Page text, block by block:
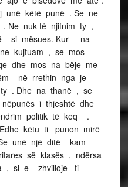
unë këtë punë . Se ne
Ne nuk të njifnim ty ,
si mësues. Kur na
kujtuam , se mos
dhe mos na bëje me
në rrethin nga je
. Dhe na thanë , se
i thjeshtë dhe
politik të keq .
këtu ti punon mirë
unë një ditë kam
së klasës , ndërsa
, si e zhvilloje ti